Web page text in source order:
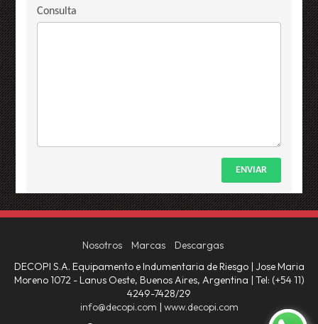
Consulta
ENVIAR
Nosotros Marcas
Descargas
DECOPI S.A. Equipamento e Indumentaria de Riesgo | Jose Maria
Moreno 1072 - Lanus Oeste, Buenos Aires, Argentina | Tel: (+54 11)
4249-7428/29
info@decopi.com | www.decopi.com